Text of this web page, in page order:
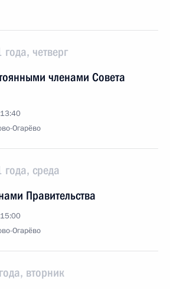
четверг
членами Совета
Огарёво
среда
Правительства
Огарёво
вторник